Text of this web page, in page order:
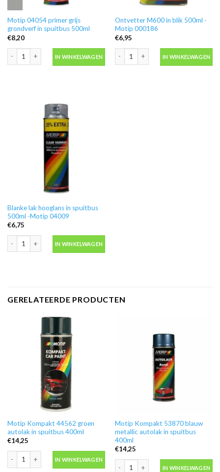
Motip 04054 primer grijs
grondverf in spuitbus 500ml
€8,20
IN WINKELWAGEN
Ontvetter M600 in blik 500ml -
Motip 000186
€6,95
IN WINKELWAGEN
Blanke lak hooglans in spuitbus
500ml -Motip 04009
€6,75
Blanke lak hooglans in spuitbus 500ml -Motip 04009 aantal
IN WINKELWAGEN
GERELATEERDE PRODUCTEN
Motip Kompakt 44562 groen
autolak in spuitbus 400ml
€14,25
Motip Kompakt 44562 groen autolak in spuitbus 400ml aantal
IN WINKELWAGEN
Motip Kompakt 53870 blauw
metallic autolak in spuitbus
400ml
€14,25
Motip Kompakt 53870 blauw
IN WINKELWAGEN